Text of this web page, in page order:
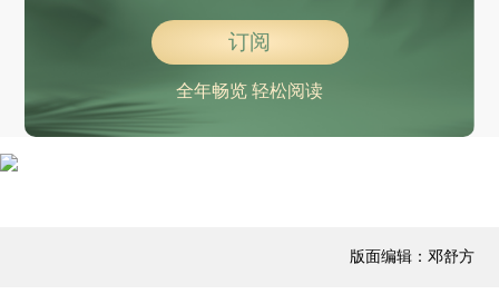
订阅
全年畅览 轻松阅读
版面编辑：邓舒方